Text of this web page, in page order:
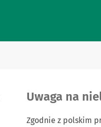
DATA PUBLIKACJI:
Uwaga na
Zgodnie z polskim